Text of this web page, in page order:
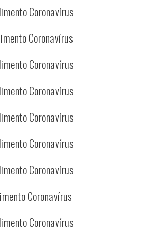
Coronavírus
Coronavírus
Coronavírus
Coronavírus
Coronavírus
Coronavírus
Coronavírus
Coronavírus
Coronavírus